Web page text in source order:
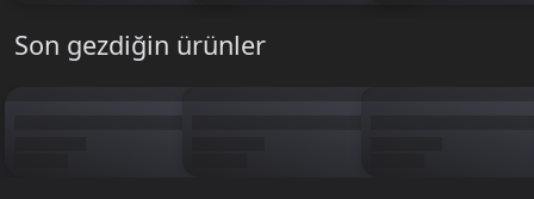
Son gezdiğin ürünler